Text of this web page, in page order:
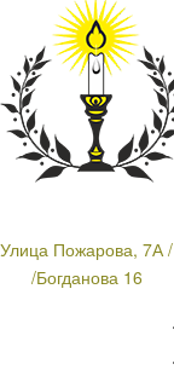
Улица Пожарова, 7А /
/Богданова 16